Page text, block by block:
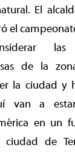
El
el
las
de la
la ciudad y
van a
en un
de